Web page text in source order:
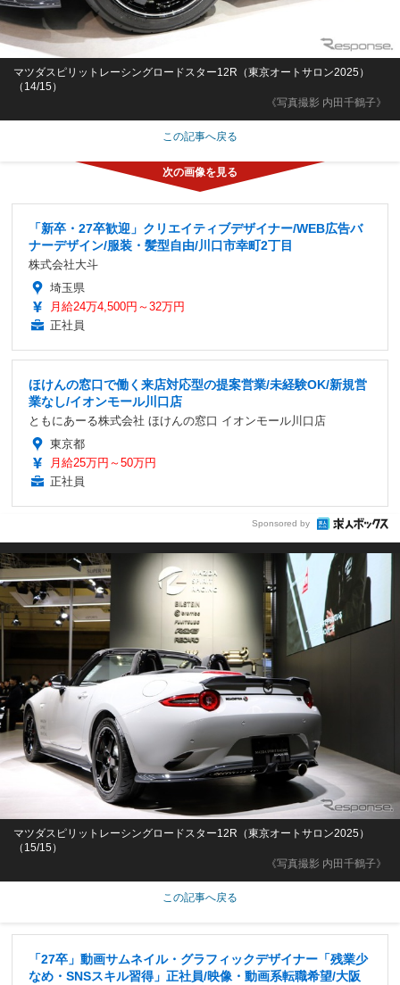
《写真撮影 内田千鶴子》
マツダスピリットレーシングロードスター12R（東京オートサロン2025）
（14/15）
この記事へ戻る
「新卒・27卒歓迎」クリエイティブデザイナー/WEB広告バ
ナーデザイン/服装・髪型自由/川口市幸町2丁目
株式会社大斗
埼玉県
月給24万4,500円～32万円
正社員
ほけんの窓口で働く来店対応型の提案営業/未経験OK/新規営
業なし/イオンモール川口店
ともにあーる株式会社 ほけんの窓口 イオンモール川口店
東京都
月給25万円～50万円
正社員
Sponsored by
《写真撮影 内田千鶴子》
マツダスピリットレーシングロードスター12R（東京オートサロン2025）
（15/15）
この記事へ戻る
「27卒」動画サムネイル・グラフィックデザイナー「残業少
なめ・SNSスキル習得」正社員/映像・動画系転職希望/大阪